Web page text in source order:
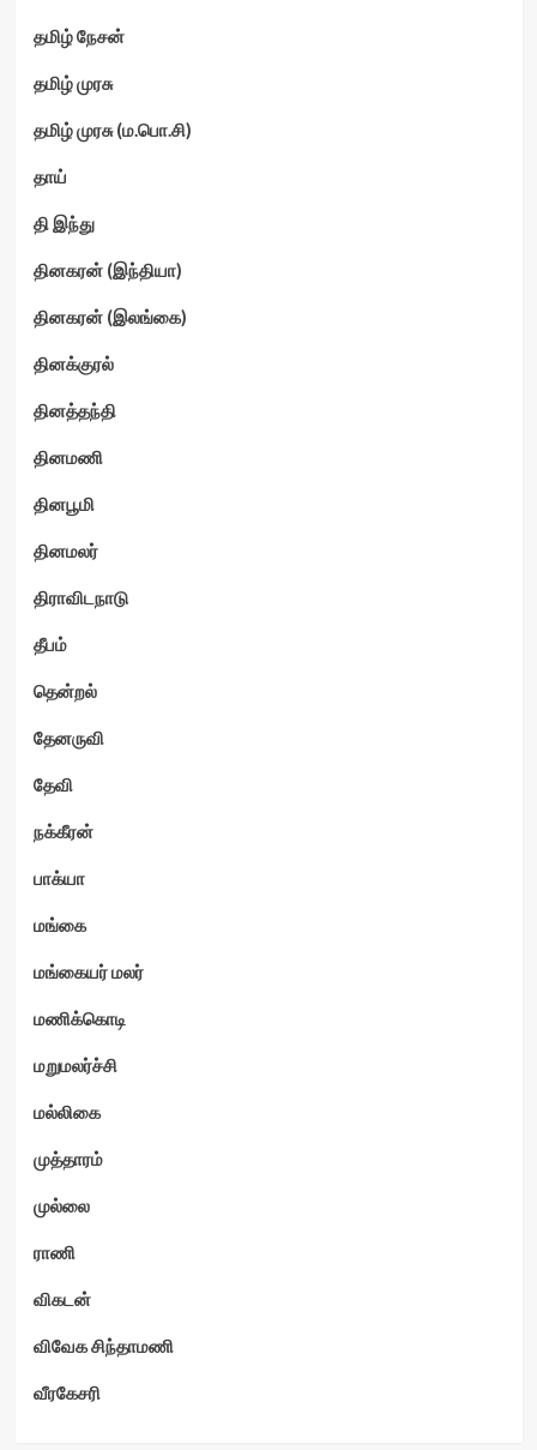
தமிழ் நேசன்
தமிழ் முரசு
தமிழ் முரசு (ம.பொ.சி)
தாய்
தி இந்து
தினகரன் (இந்தியா)
தினகரன் (இலங்கை)
தினக்குரல்
தினத்தந்தி
தினமணி
தினபூமி
தினமலர்
திராவிடநாடு
தீபம்
தென்றல்
தேனருவி
தேவி
நக்கீரன்
பாக்யா
மங்கை
மங்கையர் மலர்
மணிக்கொடி
மறுமலர்ச்சி
மல்லிகை
முத்தாரம்
முல்லை
ராணி
விகடன்
விவேக சிந்தாமணி
வீரகேசரி